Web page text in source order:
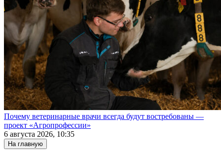
Почему ветеринарные врачи всегда будут востребованы —
проект «Агропрофессии»
6 августа 2026, 10:35
На главную